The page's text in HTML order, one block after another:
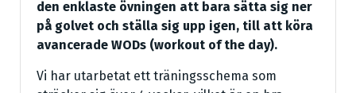
den enklaste övningen att bara sätta sig ner
på golvet och ställa sig upp igen, till att köra
avancerade WODs (workout of the day).
Vi har utarbetat ett träningsschema som